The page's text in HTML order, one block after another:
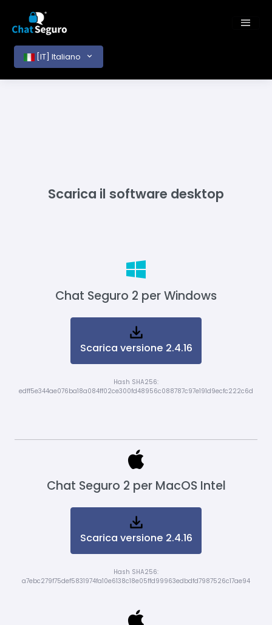
[IT] Italiano
Scarica il software desktop
Chat Seguro 2 per Windows
Scarica versione 2.4.16
Hash SHA256:
edff5e344ae076ba18a084ff02ce300fd48956c088787c97e191d9ecfc222c6d
Chat Seguro 2 per MacOS Intel
Scarica versione 2.4.16
Hash SHA256:
a7ebc279f75def5831974fa10e6138c18e05ffd99963edbdfd7987526c17ae94